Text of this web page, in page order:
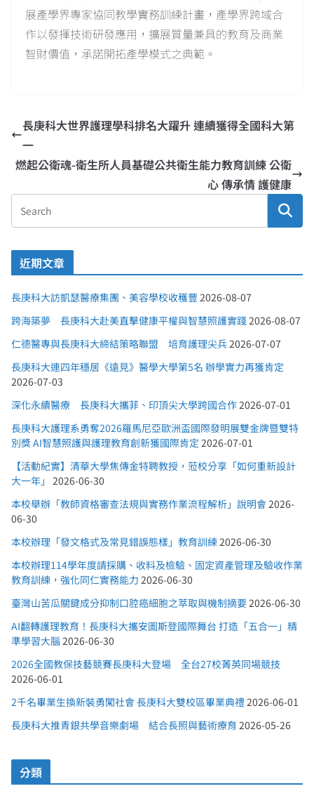
展產學界專家協同教學實務訓練計畫，產學界跨域合
作以發揮技術研發應用，擴展質量兼具的教育及商業
智財價值，承諾開拓產學模式之典範。
長庚科大世界護理學科排名大躍升 連續獲得全國科大第
一
燃起公衛魂-衛生所人員基礎公共衛生能力教育訓練 公衛
心 傳承情 護健康
近期文章
長庚科大訪凱瑟醫療集團、美容學校收穫豐 2026-08-07
跨海築夢 長庚科大赴美直擊健康平權與智慧照護實踐 2026-08-07
仁德醫專與長庚科大締結策略聯盟 培育護理尖兵 2026-07-07
長庚科大連四年穩居《遠見》醫學大學第5名 辦學實力再獲肯定
2026-07-03
深化永續醫療 長庚科大攜菲、印頂尖大學跨國合作 2026-07-01
長庚科大護理系勇奪2026羅馬尼亞歐洲盃國際發明展雙金牌暨雙特
別獎 AI智慧照護與護理教育創新獲國際肯定 2026-07-01
【活動紀實】清華大學焦傳金特聘教授，蒞校分享「如何重新設計
大一年」
2026-06-30
本校舉辦「教師資格審查法規與實務作業流程解析」說明會 2026-
06-30
本校辦理「發文格式及常見錯誤態樣」教育訓練 2026-06-30
本校辦理114學年度請採購、收料及檢驗、固定資產管理及驗收作業
教育訓練，強化同仁實務能力 2026-06-30
臺灣山苦瓜關鍵成分抑制口腔癌細胞之萃取與機制摘要 2026-06-30
AI翻轉護理教育！長庚科大攜安圖斯登國際舞台 打造「五合一」精
準學習大腦 2026-06-30
2026全國教保技藝競賽長庚科大登場 全台27校菁英同場競技
2026-06-01
2千名畢業生換新裝勇闖社會 長庚科大雙校區畢業典禮 2026-06-01
長庚科大推青銀共學音樂劇場 結合長照與藝術療育 2026-05-26
分類